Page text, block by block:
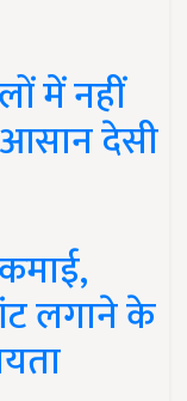
में नहीं
देसी
लगाने के